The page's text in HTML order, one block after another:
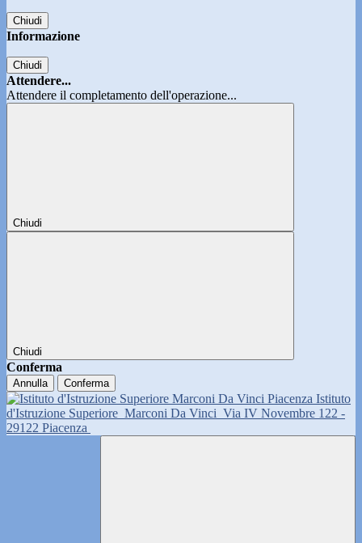
Chiudi
Informazione
Chiudi
Attendere...
Attendere il completamento dell'operazione...
Chiudi
Chiudi
Conferma
Annulla Conferma
Istituto
d'Istruzione Superiore Marconi Da Vinci Via IV Novembre 122 -
29122 Piacenza